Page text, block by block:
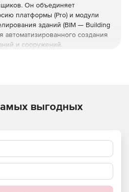
Он объединяет
платформы (Pro) и модули
зданий (BIM — Building
автоматизированного создания
и сооружений.
водоснабжению и
обеспечивая интеграцию в
моделирования
Classes).
комплект Инженерия для
разработки инженерных
выгодных